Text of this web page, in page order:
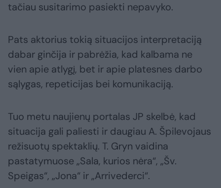
tačiau susitarimo pasiekti nepavyko.
Pats aktorius tokią situacijos interpretaciją
dabar ginčija ir pabrėžia, kad kalbama ne
vien apie atlygį, bet ir apie platesnes darbo
sąlygas, repeticijas bei komunikaciją.
Tuo metu naujienų portalas JP skelbė, kad
situacija gali paliesti ir daugiau A. Špilevojaus
režisuotų spektaklių. T. Gryn vaidina
pastatymuose „Sala, kurios nėra“, „Šv.
Speigas“, „Jona“ ir „Arrivederci“.